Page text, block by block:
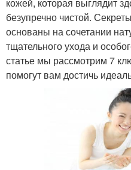
безупречно чистой.
основаны на сочетании
тщательного ухода и
статье мы рассмотрим 7
помогут вам достичь